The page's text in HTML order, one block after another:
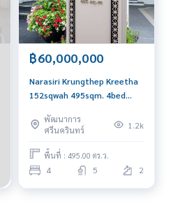
฿60,000,000
Narasiri Krungthep Kreetha
152sqwah 495sqm. 4bed
0656199198
พัฒนาการ
ศรีนครินทร์
1.2k
พื้นที่ : 495.00 ตร.ว.
4 5 2